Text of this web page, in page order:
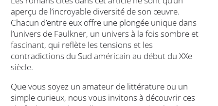
aperçu de l’incroyable diversité de son œuvre.
Chacun d’entre eux offre une plongée unique dans
l’univers de Faulkner, un univers à la fois sombre et
fascinant, qui reflète les tensions et les
contradictions du Sud américain au début du XXe
siècle.
Que vous soyez un amateur de littérature ou un
simple curieux, nous vous invitons à découvrir ces